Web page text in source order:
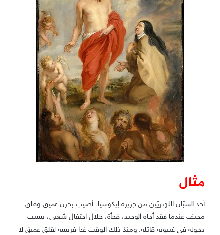
مثال
أحد الشبّان اللوثريّين من جزيرة إيكوسيا، أصيب بحزن عميق وقلق
مخيف عندما فقد أخاه الوحيد، فجأة، خلال احتفال شعبي، بسبب
دخوله في غيبوبة قاتلة. ومنذ ذلك الوقت غدا فريسة لقلق عميق لا